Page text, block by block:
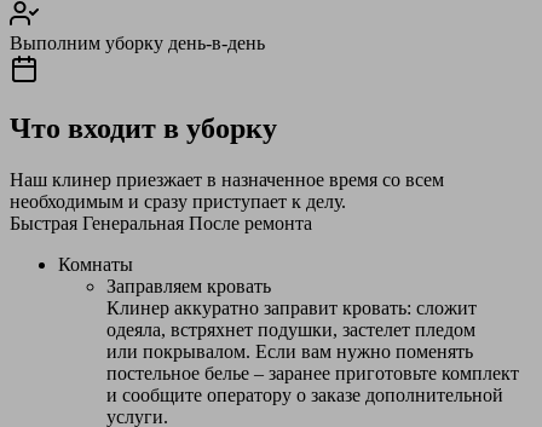
Выполним уборку день-в-день
Что входит в уборку
Наш клинер приезжает в назначенное время со всем
необходимым и сразу приступает к делу.
Быстрая Генеральная После ремонта
Комнаты
Заправляем кровать
Клинер аккуратно заправит кровать: сложит
одеяла, встряхнет подушки, застелет пледом
или покрывалом. Если вам нужно поменять
постельное белье – заранее приготовьте комплект
и сообщите оператору о заказе дополнительной
услуги.